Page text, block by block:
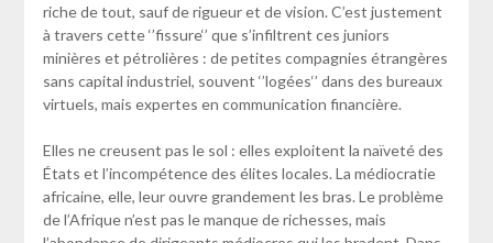
riche de tout, sauf de rigueur et de vision. C’est justement
à travers cette ‘’fissure‘’ que s’infiltrent ces juniors
minières et pétrolières : de petites compagnies étrangères
sans capital industriel, souvent ‘’logées‘’ dans des bureaux
virtuels, mais expertes en communication financière.
Elles ne creusent pas le sol : elles exploitent la naïveté des
États et l’incompétence des élites locales. La médiocratie
africaine, elle, leur ouvre grandement les bras. Le problème
de l’Afrique n’est pas le manque de richesses, mais